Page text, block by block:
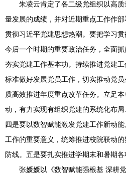
朱凌云肯定了各二级党组织以高
量发展的成绩，并对近期重点工作作
贯彻习近平党建思想热潮。要把学习
今后一个时期的重要政治任务，全面
夯实党建工作基本功。持续推进党建
标准做好发展党员工作，切实推动党
质高效推进年度重点改革任务。立足
动，有力实现有组织党建的系统化布局
四是要以数智赋能激发党建工作新动
工作的重要意义，统筹推进校院联动
防线。五是要扎实推进学期末和暑期各
张媛媛以《数智赋能强根基 深耕